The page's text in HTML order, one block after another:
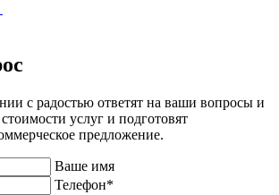
с радостью ответят на ваши вопросы и
услуг и подготовят
предложение.
Ваше имя
Телефон*